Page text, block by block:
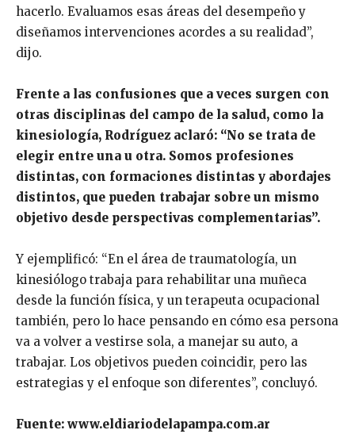
hacerlo. Evaluamos esas áreas del desempeño y
diseñamos intervenciones acordes a su realidad”,
dijo.
Frente a las confusiones que a veces surgen con
otras disciplinas del campo de la salud, como la
kinesiología, Rodríguez aclaró: “No se trata de
elegir entre una u otra. Somos profesiones
distintas, con formaciones distintas y abordajes
distintos, que pueden trabajar sobre un mismo
objetivo desde perspectivas complementarias”.
Y ejemplificó: “En el área de traumatología, un
kinesiólogo trabaja para rehabilitar una muñeca
desde la función física, y un terapeuta ocupacional
también, pero lo hace pensando en cómo esa persona
va a volver a vestirse sola, a manejar su auto, a
trabajar. Los objetivos pueden coincidir, pero las
estrategias y el enfoque son diferentes”, concluyó.
Fuente: www.eldiariodelapampa.com.ar